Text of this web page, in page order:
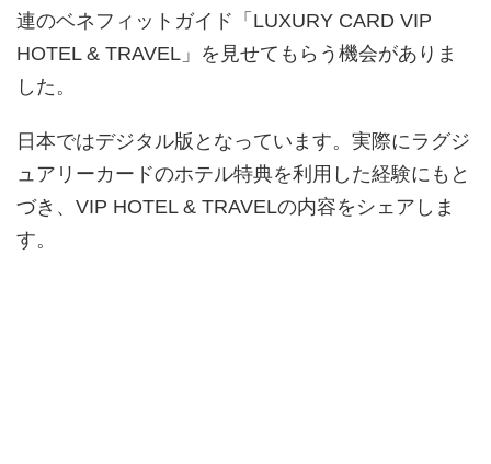
連のベネフィットガイド「LUXURY CARD VIP
HOTEL & TRAVEL」を見せてもらう機会がありま
した。
日本ではデジタル版となっています。実際にラグジ
ュアリーカードのホテル特典を利用した経験にもと
づき、VIP HOTEL & TRAVELの内容をシェアしま
す。